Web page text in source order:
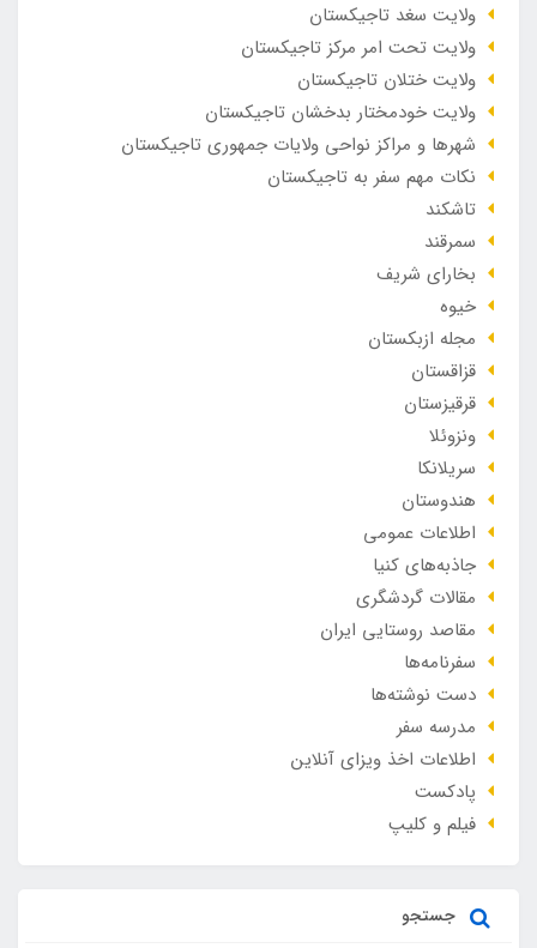
ولایت سغد تاجیکستان
ولایت تحت امر مرکز تاجیکستان
ولایت ختلان تاجیکستان
ولایت خودمختار بدخشان تاجیکستان
شهرها و مراکز نواحی ولایات جمهوری تاجیکستان
نکات مهم سفر به تاجیکستان
تاشکند
سمرقند
بخارای شریف
خیوه
مجله ازبکستان
قزاقستان
قرقیزستان
ونزوئلا
سریلانکا
هندوستان
اطلاعات عمومی
جاذبه‌های کنیا
مقالات گردشگری
مقاصد روستایی ایران
سفرنامه‌ها
دست نوشته‌ها
مدرسه سفر
اطلاعات اخذ ویزای آنلاین
پادکست
فیلم و کلیپ
جستجو